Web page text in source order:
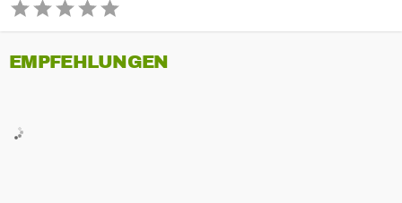
EMPFEHLUNGEN